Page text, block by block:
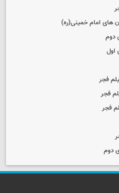
های امام خمینی(ره)
دوم
اول
فجر
فجر
فجر
دوم